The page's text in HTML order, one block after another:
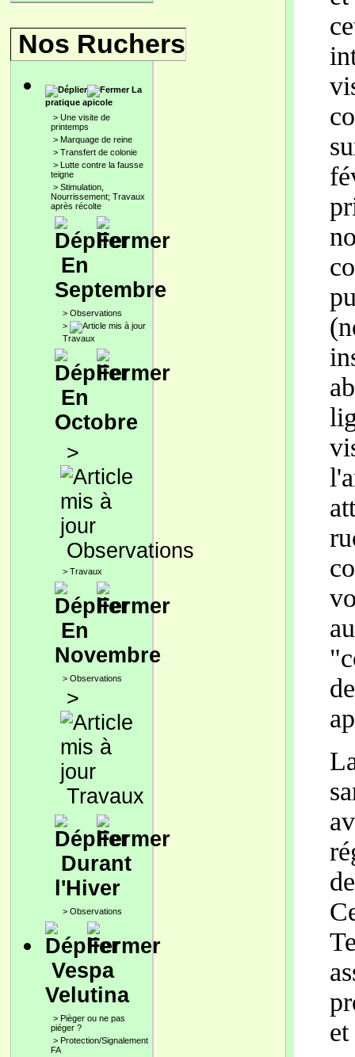
Nos Ruchers
La
pratique apicole
> Une visite de
printemps
> Marquage de reine
> Transfert de colonie
> Lutte contre la fausse
teigne
> Stimulation,
Nourrissement; Travaux
après récolte
En
Septembre
> Observations
>
Travaux
En
Octobre
>
Observations
> Travaux
En
Novembre
> Observations
>
Travaux
Durant
l'Hiver
> Observations
Vespa
Velutina
> Pièger ou ne pas
piéger ?
> Protection/Signalement
FA